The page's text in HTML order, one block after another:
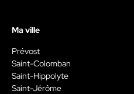
Ma ville
Prévost
Saint-Colomban
Saint-Hippolyte
Saint-Jérôme